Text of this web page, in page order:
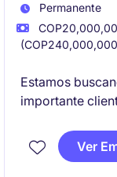
Permanente
Estamos
importante
Ver